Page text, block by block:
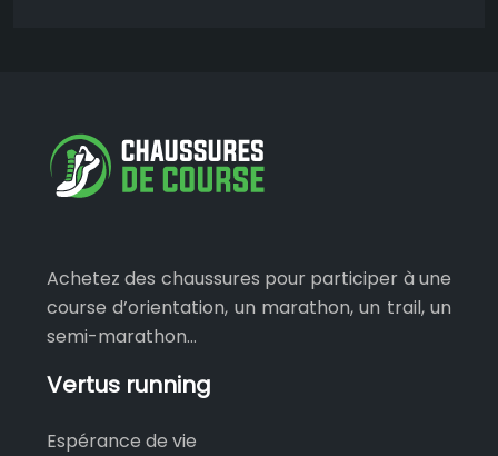
Achetez des chaussures pour participer à une
course d’orientation, un marathon, un trail, un
semi-marathon…
Vertus running
Espérance de vie